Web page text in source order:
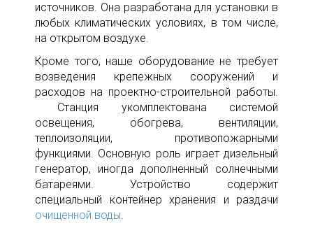
источников. Она разработана для установки в
любых климатических условиях, в том числе,
на открытом воздухе.
Кроме того, наше оборудование не требует
возведения крепежных сооружений и
расходов на проектно-строительной работы.
Станция укомплектована системой
освещения, обогрева, вентиляции,
теплоизоляции, противопожарными
функциями. Основную роль играет дизельный
генератор, иногда дополненный солнечными
батареями. Устройство содержит
специальный контейнер хранения и раздачи
очищенной воды.